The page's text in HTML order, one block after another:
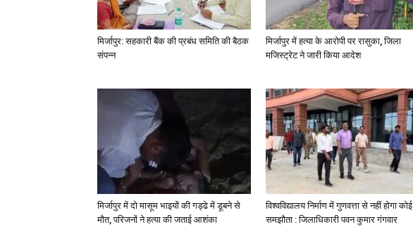
मिर्जापुर: सहकारी बैंक की प्रबंध समिति की बैठक
संपन्न
मिर्जापुर में हत्या के आरोपी पर रासुका, जिला
मजिस्ट्रेट ने जारी किया आदेश
मिर्जापुर में दो मासूम भाइयों की गड्ढे में डूबने से
मौत, परिजनों ने हत्या की जताई आशंका
विश्वविद्यालय निर्माण में गुणवत्ता से नहीं होगा कोई
समझौता : जिलाधिकारी पवन कुमार गंगवार